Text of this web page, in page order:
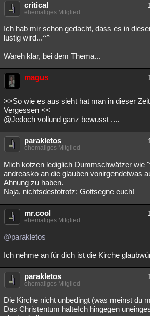
critical
ehemaliges Mitglied
Ich hab mir schon gedacht, dass es in
lustig wird...^^
Wareh klar, bei dem Thema...
magus
>>So wie es aus sieht hat man in dieser
Vergessen <<
@Jedoch vollund ganz bewusst ....
parakletos
ehemaliges Mitglied
Mich kotzen lediglich Dummschwätzer wie
andreasko an die glauben vonirgendetwas
Ahnung zu haben.
Naja, nichtsdestotrotz: Gottsegne euch!
mr.cool
ehemaliges Mitglied
@parakletos
Ich nehme an für dich ist die Kirche
parakletos
ehemaliges Mitglied
Die Kirche nicht unbedingt (was meinst du
Das Christentum halteIch hingegen